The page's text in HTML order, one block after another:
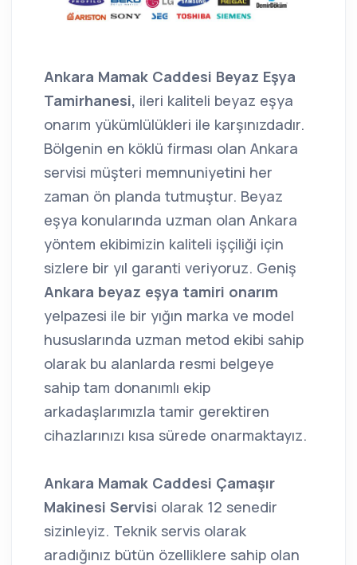
Ankara Mamak Caddesi Beyaz Eşya
Tamirhanesi, ileri kaliteli beyaz eşya
onarım yükümlülükleri ile karşınızdadır.
Bölgenin en köklü firması olan Ankara
servisi müşteri memnuniyetini her
zaman ön planda tutmuştur. Beyaz
eşya konularında uzman olan Ankara
yöntem ekibimizin kaliteli işçiliği için
sizlere bir yıl garanti veriyoruz. Geniş
Ankara beyaz eşya tamiri onarım
yelpazesi ile bir yığın marka ve model
hususlarında uzman metod ekibi sahip
olarak bu alanlarda resmi belgeye
sahip tam donanımlı ekip
arkadaşlarımızla tamir gerektiren
cihazlarınızı kısa sürede onarmaktayız.
Ankara Mamak Caddesi Çamaşır
Makinesi Servisi olarak 12 senedir
sizinleyiz. Teknik servis olarak
aradığınız bütün özelliklere sahip olan